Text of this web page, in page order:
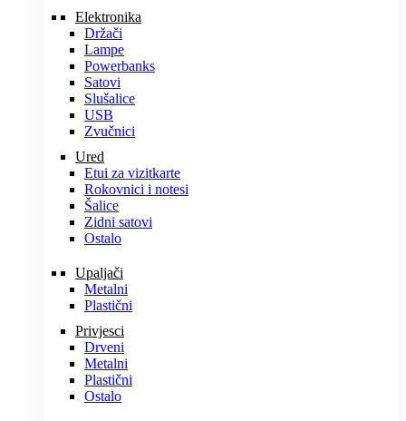
Elektronika
Držači
Lampe
Powerbanks
Satovi
Slušalice
USB
Zvučnici
Ured
Etui za vizitkarte
Rokovnici i notesi
Šalice
Zidni satovi
Ostalo
Upaljači
Metalni
Plastični
Privjesci
Drveni
Metalni
Plastični
Ostalo